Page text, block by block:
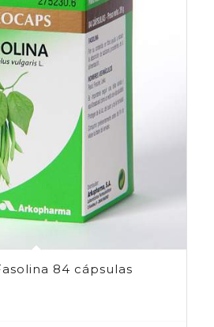
84 cápsulas